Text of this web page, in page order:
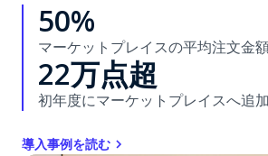
50%
マーケットプレイスの平均注文金
22万点超
初年度にマーケットプレイスへ追
導入事例を読む